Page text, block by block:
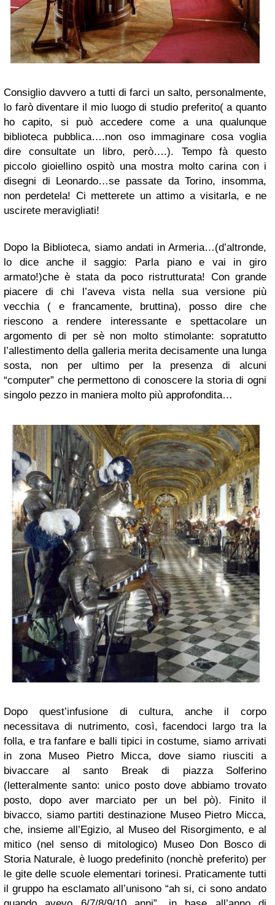
Consiglio davvero a tutti di farci un salto, personalmente,
lo farò diventare il mio luogo di studio preferito( a quanto
ho capito, si può accedere come a una qualunque
biblioteca pubblica….non oso immaginare cosa voglia
dire consultate un libro, però….). Tempo fà questo
piccolo gioiellino ospitò una mostra molto carina con i
disegni di Leonardo…se passate da Torino, insomma,
non perdetela! Ci metterete un attimo a visitarla, e ne
uscirete meravigliati!
Dopo la Biblioteca, siamo andati in Armeria…(d’altronde,
lo dice anche il saggio: Parla piano e vai in giro
armato!)che è stata da poco ristrutturata! Con grande
piacere di chi l’aveva vista nella sua versione più
vecchia ( e francamente, bruttina), posso dire che
riescono a rendere interessante e spettacolare un
argomento di per sè non molto stimolante: sopratutto
l’allestimento della galleria merita decisamente una lunga
sosta, non per ultimo per la presenza di alcuni
“computer” che permettono di conoscere la storia di ogni
singolo pezzo in maniera molto più approfondita…
Dopo quest’infusione di cultura, anche il corpo
necessitava di nutrimento, così, facendoci largo tra la
folla, e tra fanfare e balli tipici in costume, siamo arrivati
in zona Museo Pietro Micca, dove siamo riusciti a
bivaccare al santo Break di piazza Solferino
(letteralmente santo: unico posto dove abbiamo trovato
posto, dopo aver marciato per un bel pò). Finito il
bivacco, siamo partiti destinazione Museo Pietro Micca,
che, insieme all’Egizio, al Museo del Risorgimento, e al
mitico (nel senso di mitologico) Museo Don Bosco di
Storia Naturale, è luogo predefinito (nonchè preferito) per
le gite delle scuole elementari torinesi. Praticamente tutti
il gruppo ha esclamato all’unisono “ah si, ci sono andato